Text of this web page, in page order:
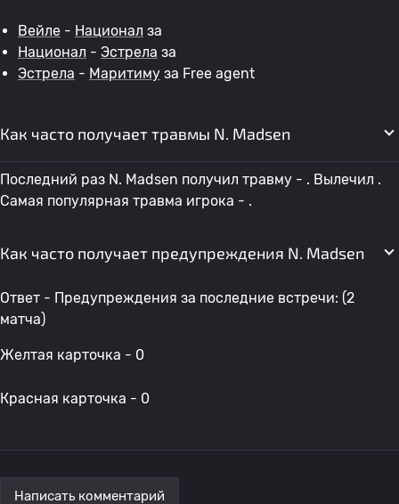
Вейле - Национал за
Национал - Эстрела за
Эстрела - Маритиму за Free agent
Как часто получает травмы N. Madsen
Последний раз N. Madsen получил травму - . Вылечил .
Самая популярная травма игрока - .
Как часто получает предупреждения N. Madsen
Ответ - Предупреждения за последние встречи: (2
матча)
Желтая карточка - 0
Красная карточка - 0
Написать комментарий